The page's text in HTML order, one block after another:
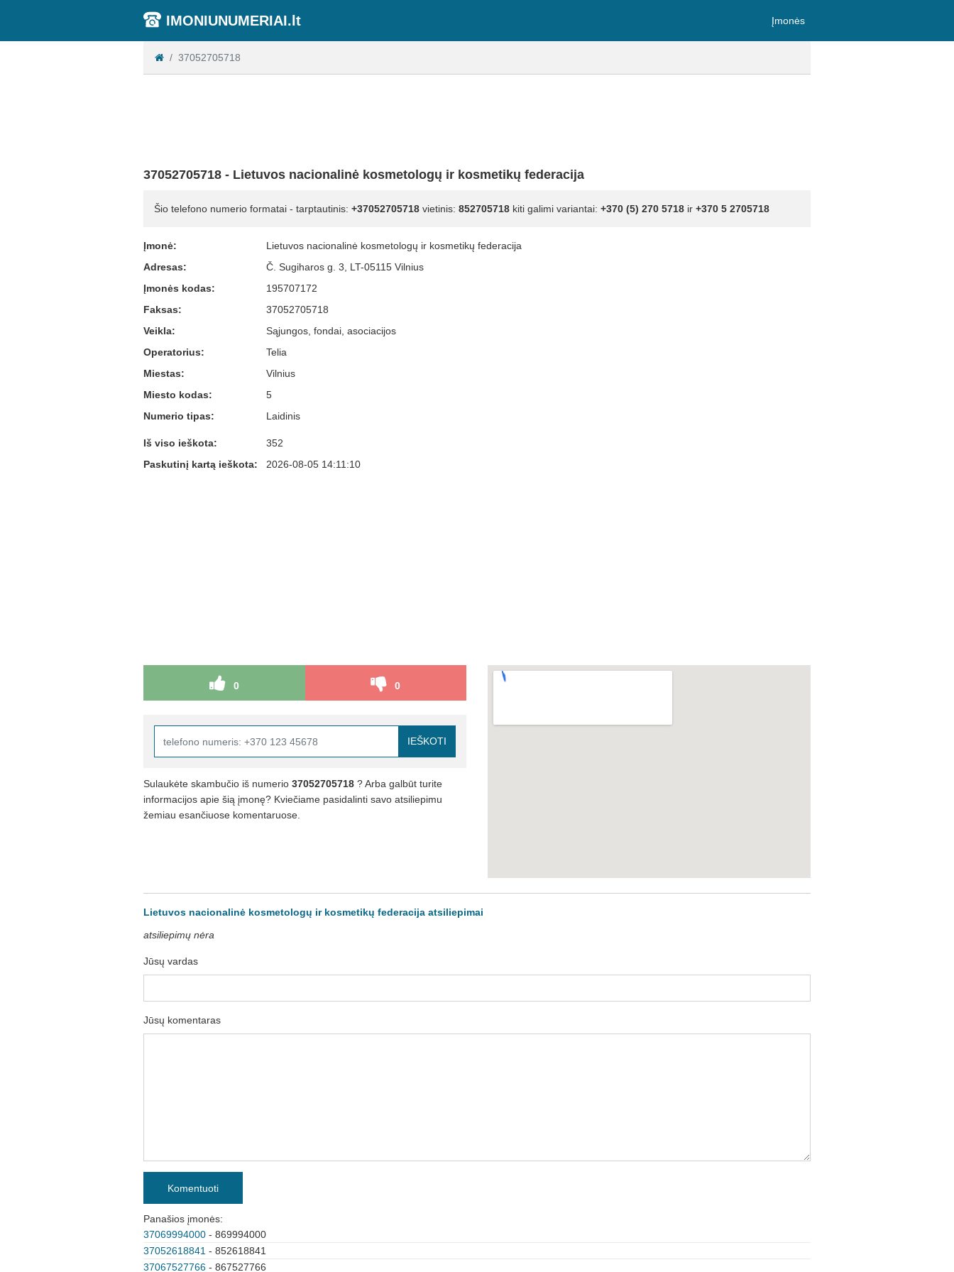
IMONIUNUMERIAI.lt Įmonės
37052705718
37052705718 - Lietuvos nacionalinė kosmetologų ir kosmetikų federacija
Šio telefono numerio formatai - tarptautinis: +37052705718 vietinis: 852705718 kiti galimi variantai: +370 (5) 270 5718 ir +370 5 2705718
Įmonė:
Lietuvos nacionalinė kosmetologų ir kosmetikų federacija
Adresas:
Č. Sugiharos g. 3, LT-05115 Vilnius
Įmonės kodas:
195707172
Faksas:
37052705718
Veikla:
Sąjungos, fondai, asociacijos
Operatorius:
Telia
Miestas:
Vilnius
Miesto kodas:
5
Numerio tipas:
Laidinis
Iš viso ieškota:
352
Paskutinį kartą ieškota:
2026-08-05 14:11:10
0 0
IEŠKOTI
Sulaukėte skambučio iš numerio 37052705718 ? Arba galbūt turite
informacijos apie šią įmonę? Kviečiame pasidalinti savo atsiliepimu
žemiau esančiuose komentaruose.
Lietuvos nacionalinė kosmetologų ir kosmetikų federacija atsiliepimai
atsiliepimų nėra
Jūsų vardas
Jūsų komentaras
Komentuoti
Panašios įmonės:
37069994000 - 869994000
37052618841 - 852618841
37067527766 - 867527766